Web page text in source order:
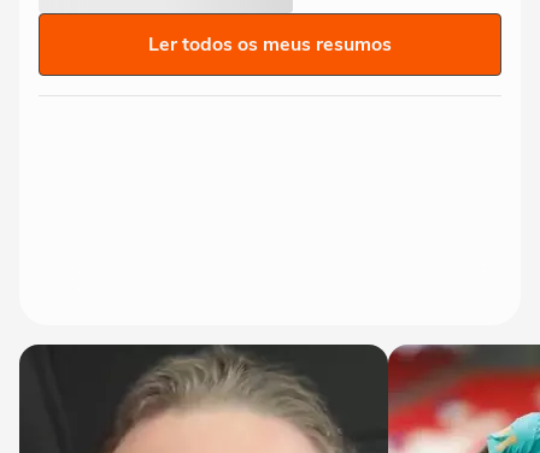
Ler todos os meus resumos